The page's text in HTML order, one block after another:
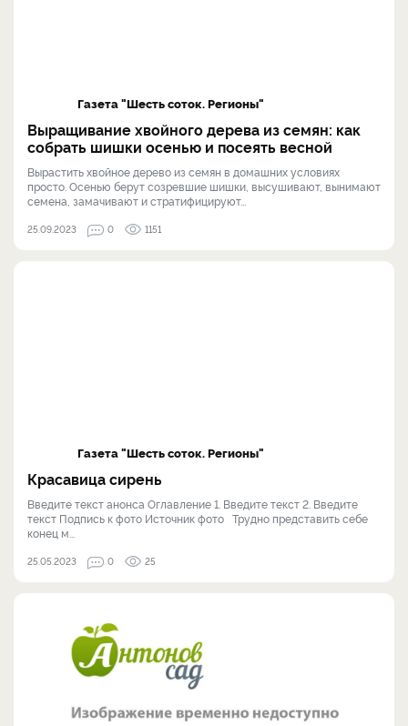
Газета "Шесть соток. Регионы"
Выращивание хвойного дерева из семян: как
собрать шишки осенью и посеять весной
Вырастить хвойное дерево из семян в домашних условиях
просто. Осенью берут созревшие шишки, высушивают, вынимают
семена, замачивают и стратифицируют...
25.09.2023 0 1151
Газета "Шесть соток. Регионы"
Красавица сирень
Введите текст анонса Оглавление 1. Введите текст 2. Введите
текст Подпись к фото Источник фото Трудно представить себе
конец м...
25.05.2023 0 25